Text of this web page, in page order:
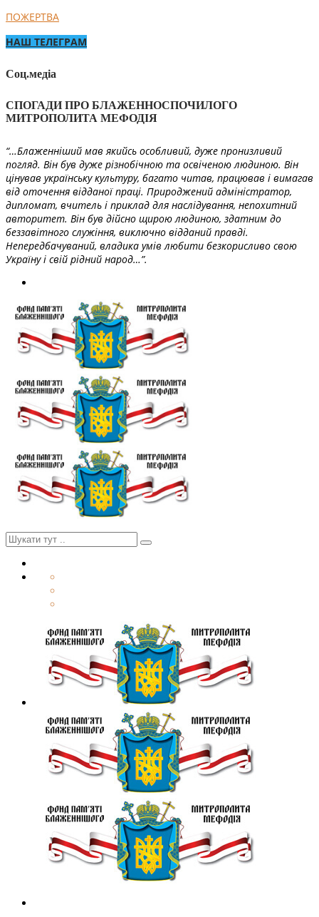
ПОЖЕРТВА
НАШ ТЕЛЕГРАМ
Соц.медіа
СПОГАДИ ПРО БЛАЖЕННОСПОЧИЛОГО
МИТРОПОЛИТА МЕФОДІЯ
“…Блаженніший мав якийсь особливий, дуже пронизливий
погляд. Він був дуже різнобічною та освіченою людиною. Він
цінував українську культуру, багато читав, працював і вимагав
від оточення відданої праці. Природжений адміністратор,
дипломат, вчитель і приклад для наслідування, непохитний
авторитет. Він був дійсно щирою людиною, здатним до
беззавітного служіння, виключно відданий правді.
Непередбачуваний, владика умів любити безкорисливо свою
Україну і свій рідний народ…”.